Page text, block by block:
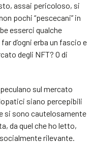
assai pericoloso, si
pochi “pescecani” in
esserci qualche
d’ogni erba un fascio e
degli NFT? O di
sul mercato
siano percepibili
si sono cautelosamente
da quel che ho letto,
rilevante.